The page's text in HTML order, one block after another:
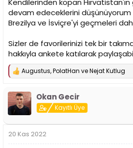
Kendilerinden kopan
devam edeceklerini düşünüyorum
Brezilya ve İsviçre'yi geçmeleri
Sizler de favorilerinizi tek bir
hakkıyla ankete katılarak
T
p
k
i
l
:
Augustus,PolatHan veNejat Kutlug
Okan Gecir
Kayıtlı Üye
20 Kas 2022